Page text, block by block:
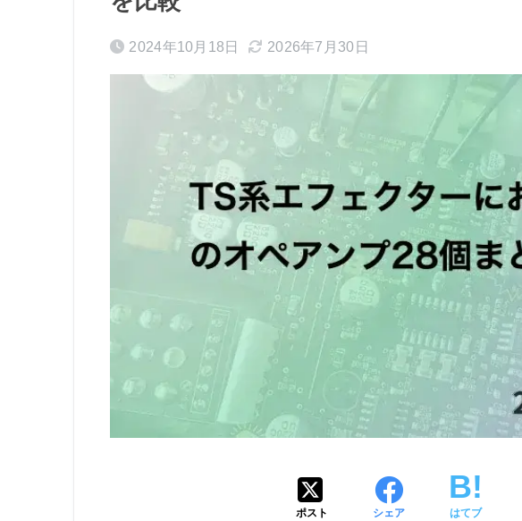
2024年10月18日 2026年7月30日
ポスト シェア はてブ